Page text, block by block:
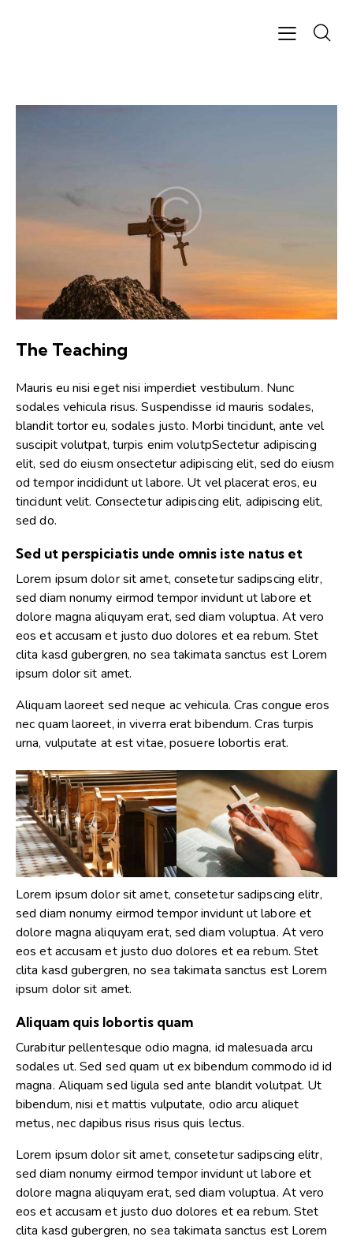
The Teaching
Mauris eu nisi eget nisi imperdiet vestibulum. Nunc
sodales vehicula risus. Suspendisse id mauris sodales,
blandit tortor eu, sodales justo. Morbi tincidunt, ante vel
suscipit volutpat, turpis enim volutpSectetur adipiscing
elit, sed do eiusm onsectetur adipiscing elit, sed do eiusm
od tempor incididunt ut labore. Ut vel placerat eros, eu
tincidunt velit. Consectetur adipiscing elit, adipiscing elit,
sed do.
Sed ut perspiciatis unde omnis iste natus et
Lorem ipsum dolor sit amet, consetetur sadipscing elitr,
sed diam nonumy eirmod tempor invidunt ut labore et
dolore magna aliquyam erat, sed diam voluptua. At vero
eos et accusam et justo duo dolores et ea rebum. Stet
clita kasd gubergren, no sea takimata sanctus est Lorem
ipsum dolor sit amet.
Aliquam laoreet sed neque ac vehicula. Cras congue eros
nec quam laoreet, in viverra erat bibendum. Cras turpis
urna, vulputate at est vitae, posuere lobortis erat.
Lorem ipsum dolor sit amet, consetetur sadipscing elitr,
sed diam nonumy eirmod tempor invidunt ut labore et
dolore magna aliquyam erat, sed diam voluptua. At vero
eos et accusam et justo duo dolores et ea rebum. Stet
clita kasd gubergren, no sea takimata sanctus est Lorem
ipsum dolor sit amet.
Aliquam quis lobortis quam
Curabitur pellentesque odio magna, id malesuada arcu
sodales ut. Sed sed quam ut ex bibendum commodo id id
magna. Aliquam sed ligula sed ante blandit volutpat. Ut
bibendum, nisi et mattis vulputate, odio arcu aliquet
metus, nec dapibus risus risus quis lectus.
Lorem ipsum dolor sit amet, consetetur sadipscing elitr,
sed diam nonumy eirmod tempor invidunt ut labore et
dolore magna aliquyam erat, sed diam voluptua. At vero
eos et accusam et justo duo dolores et ea rebum. Stet
clita kasd gubergren, no sea takimata sanctus est Lorem